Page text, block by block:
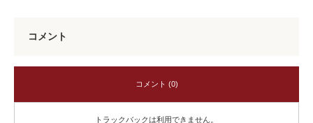
コメント
コメント (0)
トラックバックは利用できません。